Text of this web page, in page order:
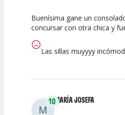
10
Espectáculo
10
Buenísima gane un
concursar con otra chica y
Las sillas muyyyy
M
10MARÍA JOSEFA